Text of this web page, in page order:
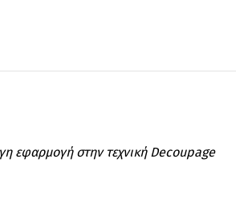
εφαρμογή στην τεχνική Decoupage